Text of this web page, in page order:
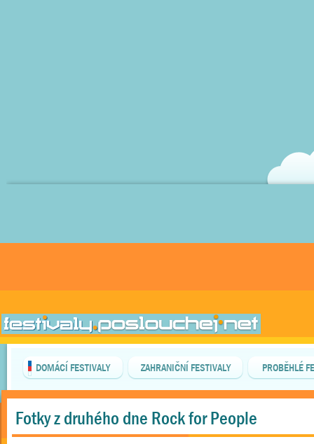
DOMÁCÍ FESTIVALY ZAHRANIČNÍ FESTIVALY PROBĚHLÉ
Fotky z druhého dne Rock for People